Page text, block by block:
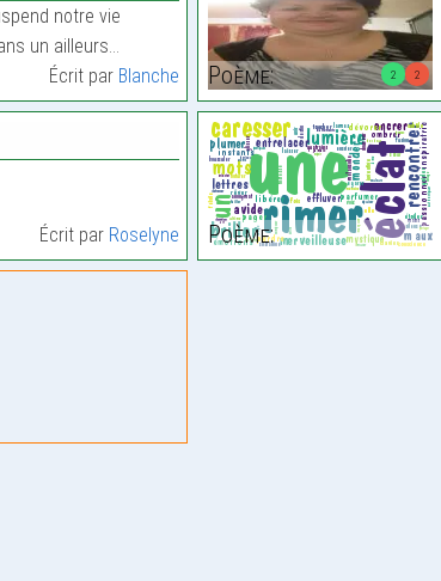
notre vie
un ailleurs…
Écrit par Blanche 2 2
Poème:
Écrit par Roselyne Poème: